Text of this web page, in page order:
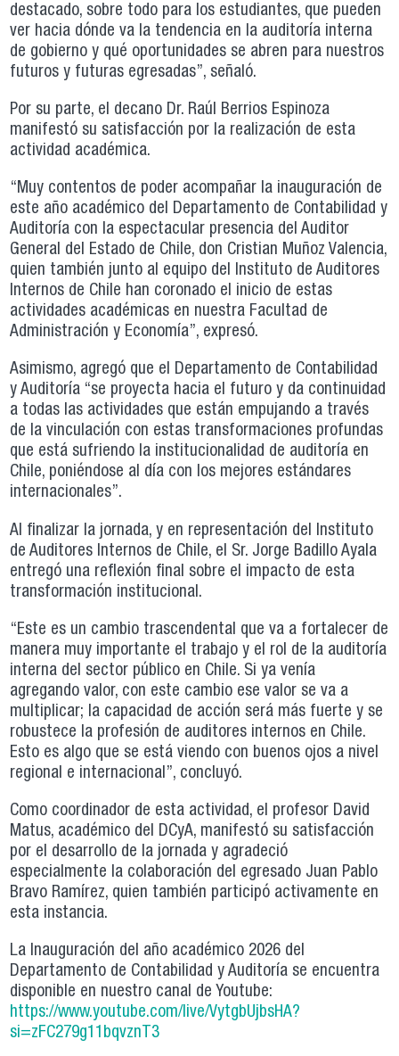
destacado, sobre todo para los estudiantes, que pueden
ver hacia dónde va la tendencia en la auditoría interna
de gobierno y qué oportunidades se abren para nuestros
futuros y futuras egresadas”, señaló.
Por su parte, el decano Dr. Raúl Berrios Espinoza
manifestó su satisfacción por la realización de esta
actividad académica.
“Muy contentos de poder acompañar la inauguración de
este año académico del Departamento de Contabilidad y
Auditoría con la espectacular presencia del Auditor
General del Estado de Chile, don Cristian Muñoz Valencia,
quien también junto al equipo del Instituto de Auditores
Internos de Chile han coronado el inicio de estas
actividades académicas en nuestra Facultad de
Administración y Economía”, expresó.
Asimismo, agregó que el Departamento de Contabilidad
y Auditoría “se proyecta hacia el futuro y da continuidad
a todas las actividades que están empujando a través
de la vinculación con estas transformaciones profundas
que está sufriendo la institucionalidad de auditoría en
Chile, poniéndose al día con los mejores estándares
internacionales”.
Al finalizar la jornada, y en representación del Instituto
de Auditores Internos de Chile, el Sr. Jorge Badillo Ayala
entregó una reflexión final sobre el impacto de esta
transformación institucional.
“Este es un cambio trascendental que va a fortalecer de
manera muy importante el trabajo y el rol de la auditoría
interna del sector público en Chile. Si ya venía
agregando valor, con este cambio ese valor se va a
multiplicar; la capacidad de acción será más fuerte y se
robustece la profesión de auditores internos en Chile.
Esto es algo que se está viendo con buenos ojos a nivel
regional e internacional”, concluyó.
Como coordinador de esta actividad, el profesor David
Matus, académico del DCyA, manifestó su satisfacción
por el desarrollo de la jornada y agradeció
especialmente la colaboración del egresado Juan Pablo
Bravo Ramírez, quien también participó activamente en
esta instancia.
La Inauguración del año académico 2026 del
Departamento de Contabilidad y Auditoría se encuentra
disponible en nuestro canal de Youtube:
https://www.youtube.com/live/VytgbUjbsHA?
si=zFC279g11bqvznT3